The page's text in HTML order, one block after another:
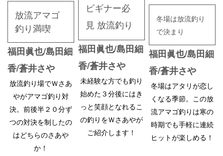
放流アマゴ
釣り満喫
福田眞也/島田細
香/蒼井さや
放流釣り場でＷさあ
やがアマゴ釣り対
決。前後半２０分ず
つの対決を制したの
はどちらのさあや
か！
ビギナー必
見 放流釣り
福田眞也/島田細
香/蒼井さや
未経験な方でも釣り
始めた３分後にはき
っと笑顔となれるこ
の釣りをＷさあやが
ご紹介します！
冬場は放流釣り
で決まり
福田眞也/島田細
香/蒼井さや
冬場はアタリが恋し
くなる季節。この放
流アマゴ釣りは寒の
時期でも手軽に連続
ヒットが楽しめる！